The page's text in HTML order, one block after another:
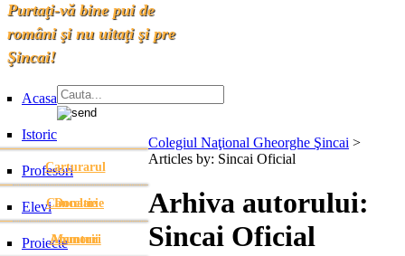
Purtaţi-vă bine pui de
români şi nu uitaţi şi pre
Şincai!
Acasa
Istoric
Carturarul
Donatie
Memorii
Profesori
Cancelarie
Anunturi
Elevi
Anunturi
Proiecte
Colegiul Naţional Gheorghe Şincai >
Articles by: Sincai Oficial
Arhiva autorului:
Sincai Oficial